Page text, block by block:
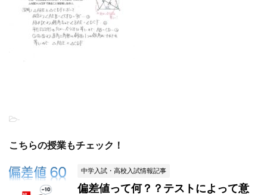
-
こちらの授業もチェック！
中学入試・高校入試情報記事
偏差値って何？？テストによって意